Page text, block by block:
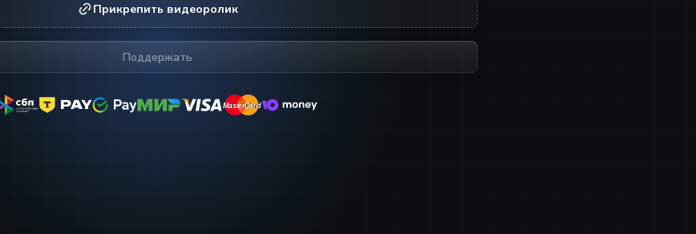
Прикрепить видеоролик
Поддержать
MasterCard
MasterCard